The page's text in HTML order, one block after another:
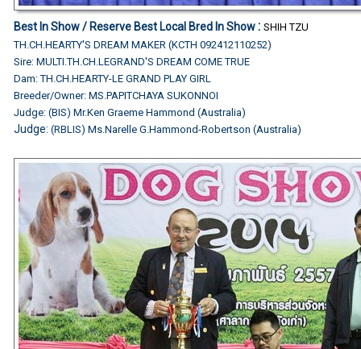
Best In Show /Reserve Best Local Bred In Show: SHIH TZU
TH.CH.HEARTY'S DREAM MAKER (KCTH 092412110252)
Sire: MULTI.TH.CH.LEGRAND'S DREAM COME TRUE
Dam: TH.CH.HEARTY-LE GRAND PLAY GIRL
Breeder/Owner: MS.PAPITCHAYA SUKONNOI
Judge: (BIS) Mr.Ken Graeme Hammond (Australia)
Judge: (RBLIS) Ms.Narelle G.Hammond-Robertson (Australia)